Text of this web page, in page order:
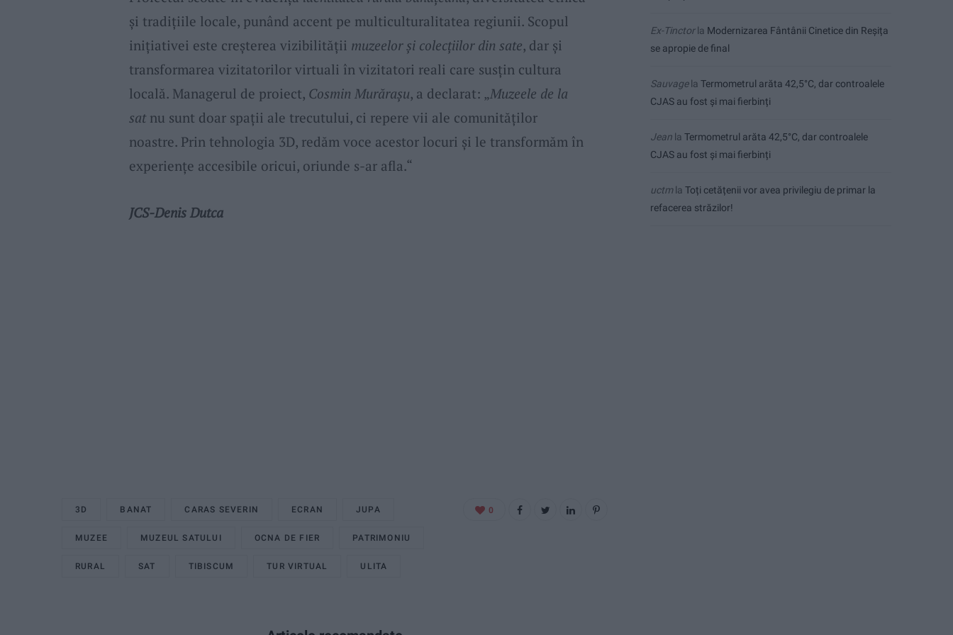
și tradițiile locale, punând accent pe multiculturalitatea regiunii. Scopul
inițiativei este creșterea vizibilității muzeelor și colecțiilor din sate, dar și
transformarea vizitatorilor virtuali în vizitatori reali care susțin cultura
locală. Managerul de proiect, Cosmin Murărașu, a declarat: „Muzeele de la
satnu sunt doar spații ale trecutului, ci repere vii ale comunităților
noastre. Prin tehnologia 3D, redăm voce acestor locuri și le transformăm în
experiențe accesibile oricui, oriunde s-ar afla.“
JCS-Denis Dutca
3D BANAT CARAS SEVERIN ECRAN JUPA
MUZEE MUZEUL SATULUI OCNA DE FIER PATRIMONIU
RURAL SAT TIBISCUM TUR VIRTUAL ULITA
0
Ex-Tinctorla Modernizarea Fântânii Cinetice din Reșița
se apropie de final
Sauvagela Termometrul arăta 42,5°C, dar controalele
CJAS au fost și mai fierbinți
Jean la Termometrul arăta 42,5°C, dar controalele
CJAS au fost și mai fierbinți
uctmla Toți cetățenii vor avea privilegiu de primar la
refacerea străzilor!